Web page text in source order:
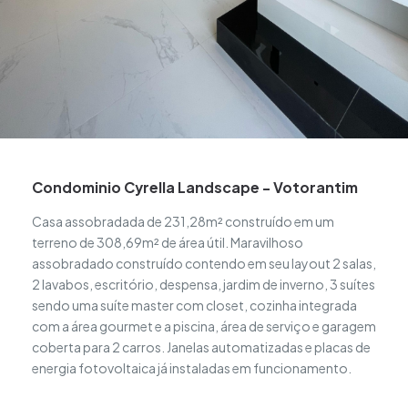
Condominio Cyrella Landscape - Votorantim
Casa assobradada de 231,28m² construído em um
terreno de 308,69m² de área útil. Maravilhoso
assobradado construído contendo em seu layout 2 salas,
2 lavabos, escritório, despensa, jardim de inverno, 3 suítes
sendo uma suíte master com closet, cozinha integrada
com a área gourmet e a piscina, área de serviço e garagem
coberta para 2 carros. Janelas automatizadas e placas de
energia fotovoltaica já instaladas em funcionamento.